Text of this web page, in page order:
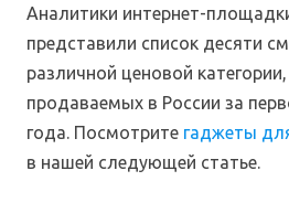
Аналитики интернет-
представили список десяти
различной ценовой
продаваемых в России за
года. Посмотрите гаджеты
в нашей следующей статье.